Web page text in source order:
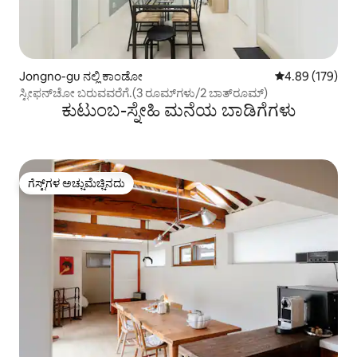
Jongno-gu ನಲ್ಲಿ ಕಾಂಡೋ 5 ರಲ್ಲಿ 4.89
4.89 (179)
ಸ್ಟೀಫನ್‌ಚೋ ಬರುವವರೆಗೆ.(3 ರೂಮ್‌ಗಳು/2 ಬಾತ್‌ರೂಮ್)
ಕುಟುಂಬ-ಸ್ನೇಹಿ ಮನೆಯ ಬಾಡಿಗೆಗಳು
ಗೆಸ್ಟ್‌ಗಳ ಅಚ್ಚುಮೆಚ್ಚಿನದು
ಗೆಸ್ಟ್‌ಗಳ ಅಚ್ಚುಮೆಚ್ಚಿನದು